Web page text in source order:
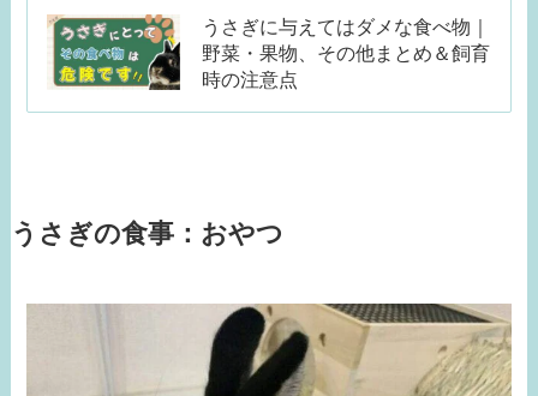
うさぎに与えてはダメな食べ物｜
野菜・果物、その他まとめ＆飼育
時の注意点
うさぎの食事：おやつ